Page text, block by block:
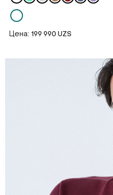
Цена: 199 990 UZS